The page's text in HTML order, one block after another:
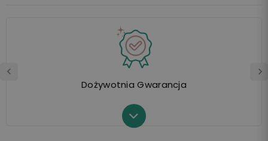
Dożywotnia Gwarancja